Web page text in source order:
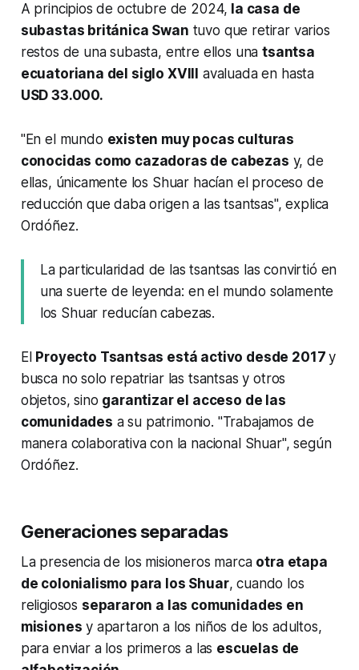
A principios de octubre de 2024, la casa de
subastas británica Swan tuvo que retirar varios
restos de una subasta, entre ellos unatsantsa
ecuatoriana del siglo XVIII
avaluada en hasta
USD 33.000.
"En el mundo existen muy pocas culturas
conocidas como cazadoras de cabezas y, de
ellas, únicamente los Shuar hacían el proceso de
reducción que daba origen a las tsantsas", explica
Ordóñez.
La particularidad de las tsantsas las convirtió en
una suerte de leyenda: en el mundo solamente
los Shuar reducían cabezas.
El Proyecto Tsantsas está activo desde 2017y
busca no solo repatriar las tsantsas y otros
objetos, sino garantizar el acceso de las
comunidades a su patrimonio. "Trabajamos de
manera colaborativa con la nacional Shuar", según
Ordóñez.
Generaciones separadas
La presencia de los misioneros marca otra etapa
de colonialismo para los Shuar, cuando los
religiosos separaron a las comunidades en
misiones y apartaron a los niños de los adultos,
para enviar a los primeros a las escuelas de